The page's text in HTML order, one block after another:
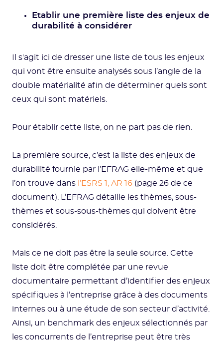
Etablir une première liste des enjeux de
durabilité à considérer
Il s'agit ici de dresser une liste de tous les enjeux
qui vont être ensuite analysés sous l’angle de la
double matérialité afin de déterminer quels sont
ceux qui sont matériels.
Pour établir cette liste, on ne part pas de rien.
La première source, c’est la liste des enjeux de
durabilité fournie par l’EFRAG elle-même et que
l’on trouve dans l’ESRS 1, AR 16 (page 26 de ce
document). L’EFRAG détaille les thèmes, sous-
thèmes et sous-sous-thèmes qui doivent être
considérés.
Mais ce ne doit pas être la seule source. Cette
liste doit être complétée par une revue
documentaire permettant d’identifier des enjeux
spécifiques à l’entreprise grâce à des documents
internes ou à une étude de son secteur d’activité.
Ainsi, un benchmark des enjeux sélectionnés par
les concurrents de l’entreprise peut être très